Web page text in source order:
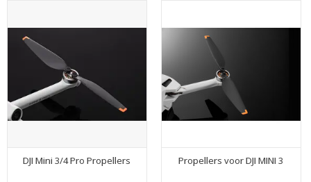
DJI Mini 3/4 Pro Propellers Propellers voor DJI MINI 3